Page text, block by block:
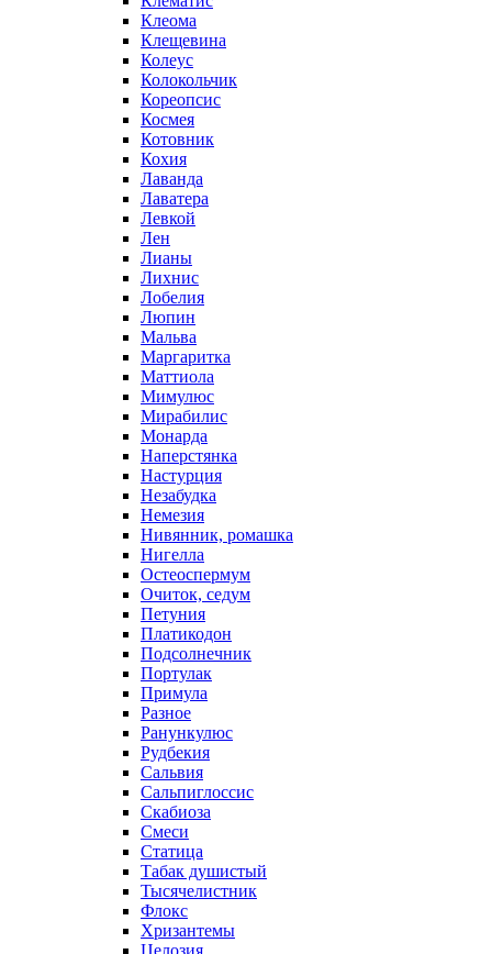
Клеома
Клещевина
Колеус
Колокольчик
Кореопсис
Космея
Котовник
Кохия
Лаванда
Лаватера
Левкой
Лен
Лианы
Лихнис
Лобелия
Люпин
Мальва
Маргаритка
Маттиола
Мимулюс
Мирабилис
Монарда
Наперстянка
Настурция
Незабудка
Немезия
Нивянник, ромашка
Нигелла
Остеоспермум
Очиток, седум
Петуния
Платикодон
Подсолнечник
Портулак
Примула
Разное
Ранункулюс
Рудбекия
Сальвия
Сальпиглоссис
Скабиоза
Смеси
Статица
Табак душистый
Тысячелистник
Флокс
Хризантемы
Целозия